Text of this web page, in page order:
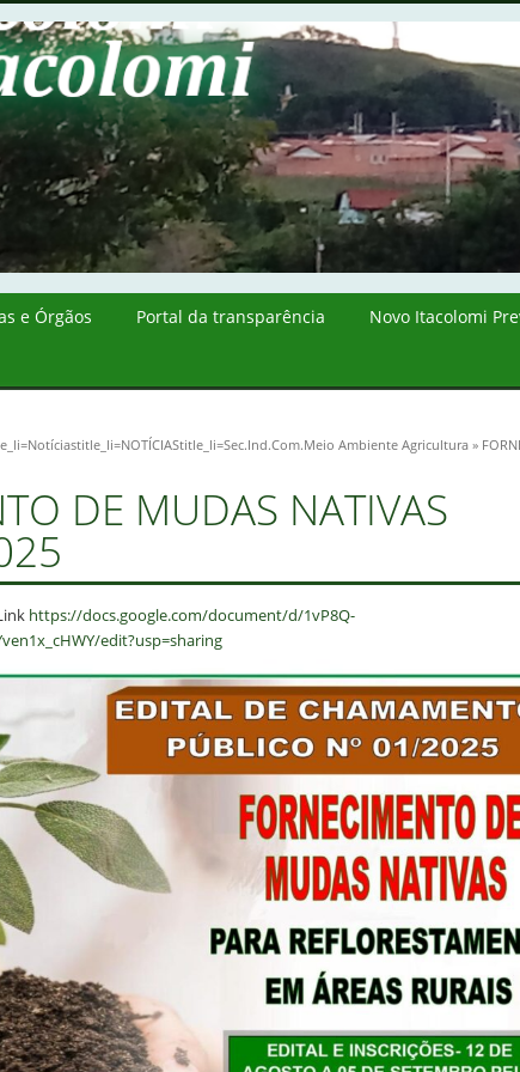
e Órgãos Portal da transparência Novo Itacolomi
Notíciastitle_li=NOTÍCIAStitle_li=Sec.Ind.Com.Meio Ambiente Agricultura »
DE MUDAS NATIVAS
https://docs.google.com/document/d/1vP8Q-
edit?usp=sharing